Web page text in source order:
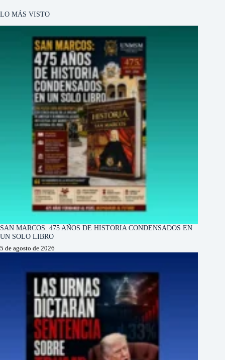
LO MÁS VISTO
SAN MARCOS: 475 AÑOS DE HISTORIA CONDENSADOS EN
UN SOLO LIBRO
5 de agosto de 2026